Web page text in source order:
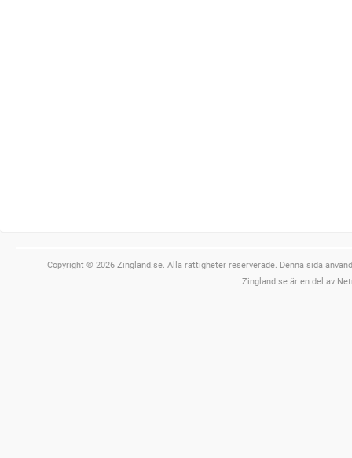
Copyright © 2026 Zingland.se. Alla rättigheter reserverade. Denna sida
Zingland.se är en del av